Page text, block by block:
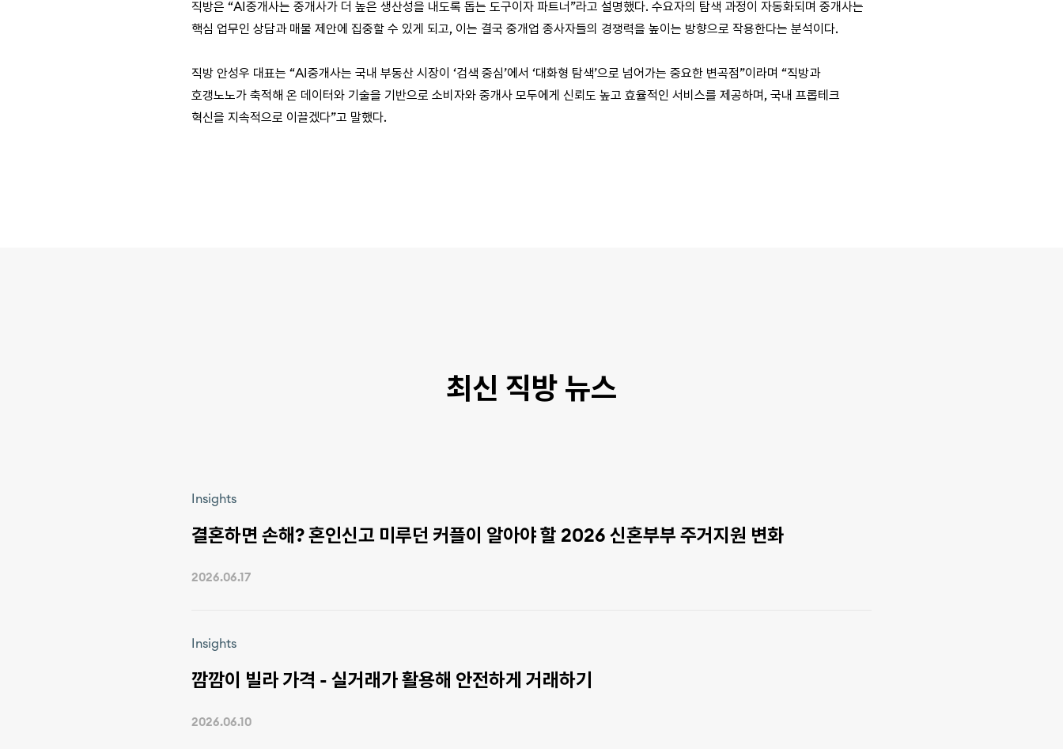
직방은 “AI중개사는 중개사가 더 높은 생산성을 내도록 돕는 도구이자 파트너”라고 설명했다. 수요자의 탐색 과정이 자동화되며 중개사는
핵심 업무인 상담과 매물 제안에 집중할 수 있게 되고, 이는 결국 중개업 종사자들의 경쟁력을 높이는 방향으로 작용한다는 분석이다.
직방 안성우 대표는 “AI중개사는 국내 부동산 시장이 ‘검색 중심’에서 ‘대화형 탐색’으로 넘어가는 중요한 변곡점”이라며 “직방과
호갱노노가 축적해 온 데이터와 기술을 기반으로 소비자와 중개사 모두에게 신뢰도 높고 효율적인 서비스를 제공하며, 국내 프롭테크
혁신을 지속적으로 이끌겠다”고 말했다.
최신 직방 뉴스
Insights
결혼하면 손해? 혼인신고 미루던 커플이 알아야 할 2026 신혼부부 주거지원 변화
2026.06.17
Insights
깜깜이 빌라 가격 - 실거래가 활용해 안전하게 거래하기
2026.06.10